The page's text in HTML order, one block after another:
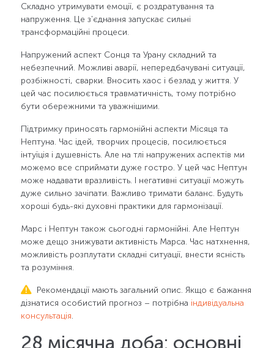
Складно утримувати емоції, є роздратування та
напруження. Це з'єднання запускає сильні
трансформаційні процеси.
Напружений аспект Сонця та Урану складний та
небезпечний. Можливі аварії, непередбачувані ситуації,
розбіжності, сварки. Вносить хаос і безлад у життя. У
цей час посилюється травматичність, тому потрібно
бути обережними та уважнішими.
Підтримку приносять гармонійні аспекти Місяця та
Нептуна. Час ідей, творчих процесів, посилюється
інтуїція і душевність. Але на тлі напружених аспектів ми
можемо все сприймати дуже гостро. У цей час Нептун
може надавати вразливість. І негативні ситуації можуть
дуже сильно зачіпати. Важливо тримати баланс. Будуть
хороші будь-які духовні практики для гармонізації.
Марс і Нептун також сьогодні гармонійні. Але Нептун
може дещо знижувати активність Марса. Час натхнення,
можливість розплутати складні ситуації, внести ясність
та розуміння.
Рекомендації мають загальний опис. Якщо є бажання
дізнатися особистий прогноз – потрібна індивідуальна
консультація.
28 місячна доба: основні